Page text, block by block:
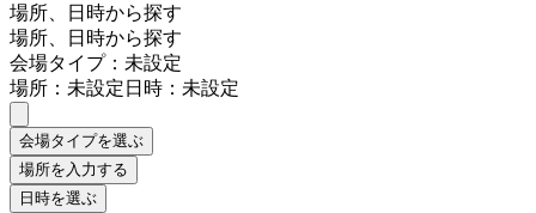
場所、日時から探す
場所、日時から探す
会場タイプ：未設定
場所：未設定日時：未設定
会場タイプを選ぶ
場所を入力する
日時を選ぶ